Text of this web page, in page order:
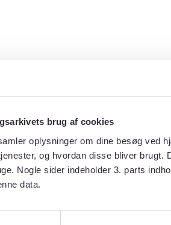
brug af cookies
oplysninger om dine besøg ved
og hvordan disse bliver
Nogle sider indeholder 3. parts
data.